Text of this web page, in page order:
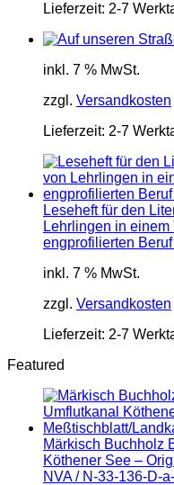
Lieferzeit: 2-7
inkl. 7 % MwSt.
zzgl. Versandkosten
Lieferzeit: 2-7
Leseheft für den
Lehrlingen in
engprofilierten
inkl. 7 % MwSt.
zzgl. Versandkosten
Lieferzeit: 2-7
Featured
Märkisch Buchholz
Köthener See –
NVA / N-33-136-D-